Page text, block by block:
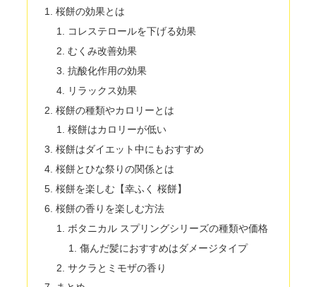
桜餅の効果とは
コレステロールを下げる効果
むくみ改善効果
抗酸化作用の効果
リラックス効果
桜餅の種類やカロリーとは
桜餅はカロリーが低い
桜餅はダイエット中にもおすすめ
桜餅とひな祭りの関係とは
桜餅を楽しむ【幸ふく 桜餅】
桜餅の香りを楽しむ方法
ボタニカル スプリングシリーズの種類や価格
傷んだ髪におすすめはダメージタイプ
サクラとミモザの香り